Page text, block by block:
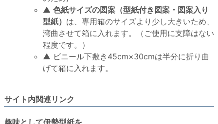
▲ 色紙サイズの図案（型紙付き図案・図案入り
型紙） は、専用箱のサイズより少し大きいため、
湾曲させて箱に入れます。（ご使用に支障はない
程度です。）
▲ ビニール下敷き45cm×30cmは半分に折り曲
げて箱に入れます。
サイト内関連リンク
趣味として伊勢型紙を